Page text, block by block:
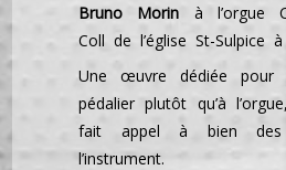
Bruno Morin à l’orgue
Coll de l’église St-Sulpice
Une œuvre dédiée pour
pédalier plutôt qu’à
fait appel à bien des
l’instrument.